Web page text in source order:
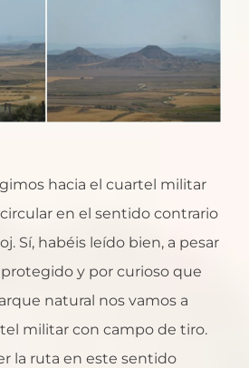
hacia el cuartel militar
en el sentido contrario
Sí, habéis leído bien, a pesar
y por curioso que
natural nos vamos a
militar con campo de tiro.
la ruta en este sentido